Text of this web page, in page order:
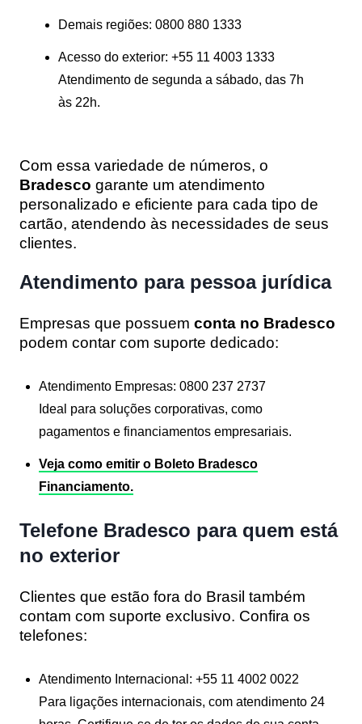
Demais regiões: 0800 880 1333
Acesso do exterior: +55 11 4003 1333
Atendimento de segunda a sábado, das 7h
às 22h.
Com essa variedade de números, o
Bradesco garante um atendimento
personalizado e eficiente para cada tipo de
cartão, atendendo às necessidades de seus
clientes.
Atendimento para pessoa jurídica
Empresas que possuem conta no Bradesco
podem contar com suporte dedicado:
Atendimento Empresas: 0800 237 2737
Ideal para soluções corporativas, como
pagamentos e financiamentos empresariais.
Veja como emitir o Boleto Bradesco
Financiamento.
Telefone Bradesco para quem está
no exterior
Clientes que estão fora do Brasil também
contam com suporte exclusivo. Confira os
telefones:
Atendimento Internacional: +55 11 4002 0022
Para ligações internacionais, com atendimento 24